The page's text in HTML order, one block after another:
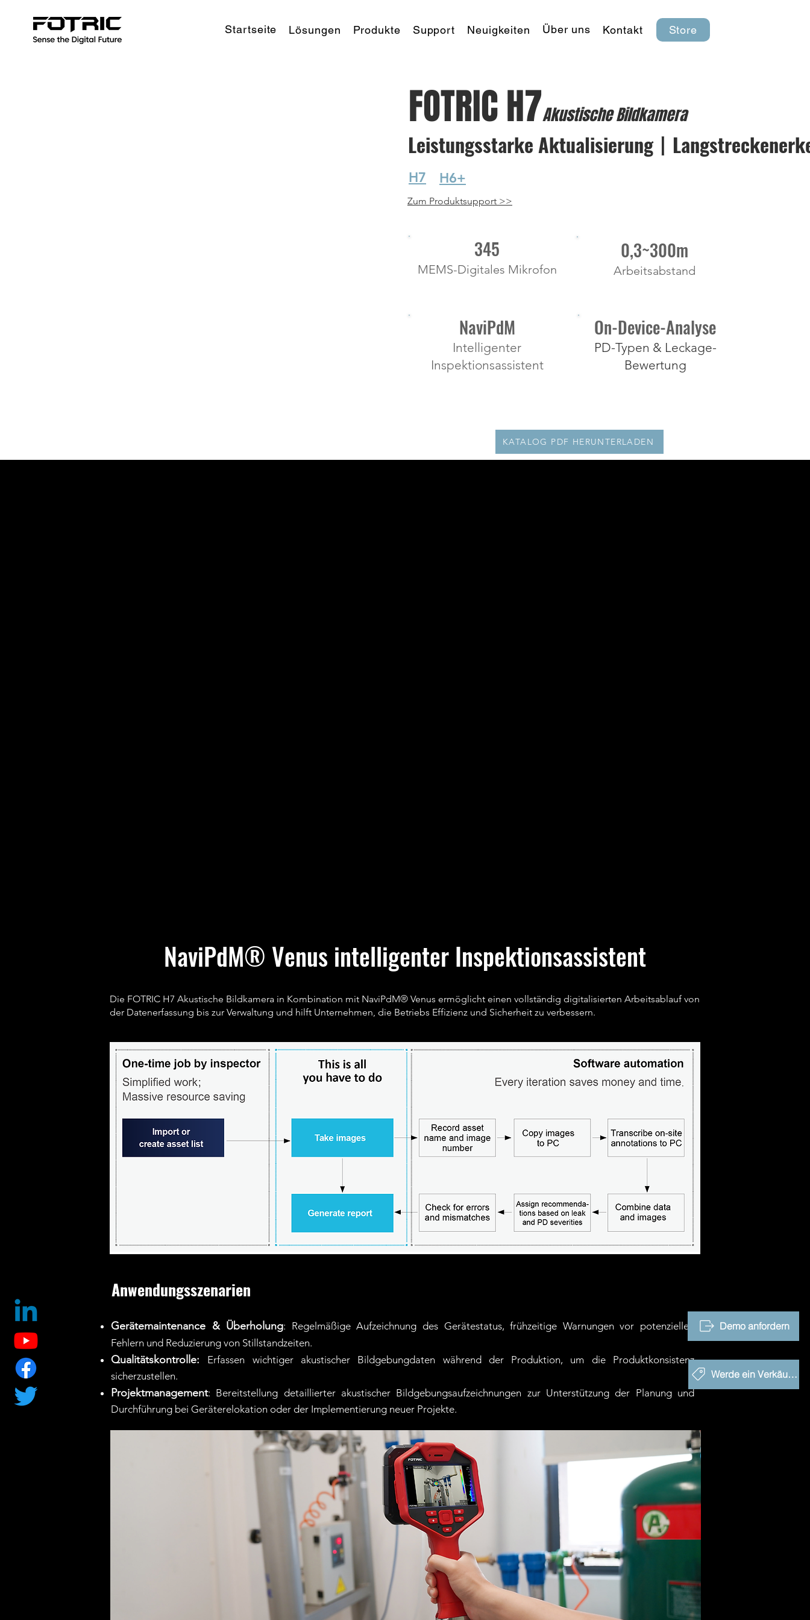
Startseite Lösungen Produkte Support Neuigkeiten Über uns Kontakt Store
Demo anfordern
Werde ein Verkäufer
FOTRIC H7Akustische Bildkamera
Leistungsstarke Aktualisierung丨
H7
Zum Produktsupport >>
345
MEMS-Digitales Mikrofon
0,3~300m
Arbeitsabstand
NaviPdM
Intelligenter
Inspektionsassistent
On-Device-Analyse
PD-Typen & Leckage-
Bewertung
H6+
KATALOG PDF HERUNTERLADEN
NaviPdM® Venus intelligenter Inspektionsassistent
Die FOTRIC H7 Akustische Bildkamera in Kombination mit NaviPdM® Venus ermöglicht einen vollständig digitalisierten Arbeitsablauf von
der Datenerfassung bis zur Verwaltung und hilft Unternehmen, die Betriebs Effizienz und Sicherheit zu verbessern.
Anwendungsszenarien
Gerätemaintenance & Überholung: Regelmäßige Aufzeichnung des Gerätestatus, frühzeitige Warnungen vor potenziellen
Fehlern und Reduzierung von Stillstandzeiten.
Qualitätskontrolle: Erfassen wichtiger akustischer Bildgebungdaten während der Produktion, um die Produktkonsistenz
sicherzustellen.
Projektmanagement: Bereitstellung detaillierter akustischer Bildgebungsaufzeichnungen zur Unterstützung der Planung und
Durchführung bei Geräterelokation oder der Implementierung neuer Projekte.